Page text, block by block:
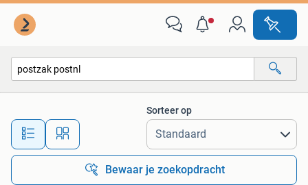
Alle afstanden…
Sorteer op
Bewaar je zoekopdracht